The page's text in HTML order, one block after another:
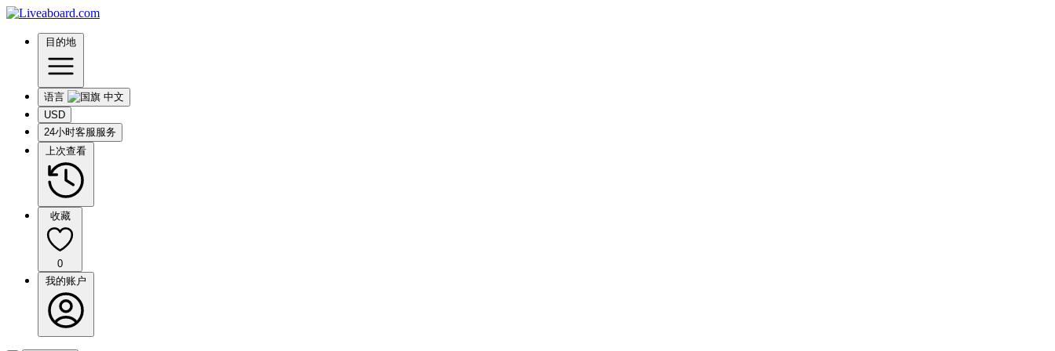
目的地
语言
USD
24小时客服服务
上次查看
收藏
0
我的账户